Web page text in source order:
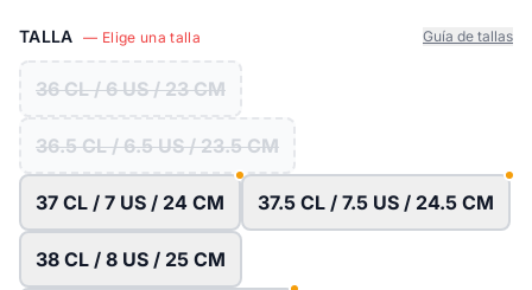
TALLA — Elige una talla Guía de tallas
36 CL / 6 US / 23 CM
36.5 CL / 6.5 US / 23.5 CM
37 CL / 7 US / 24 CM 37.5 CL / 7.5 US / 24.5 CM
38 CL / 8 US / 25 CM